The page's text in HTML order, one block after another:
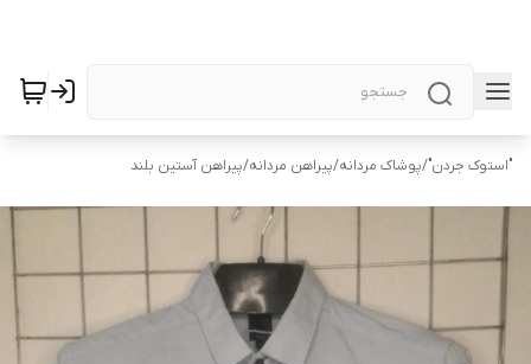
"استوک جردن"/پوشاک مردانه/پیراهن مردانه/پیراهن آستین بلند